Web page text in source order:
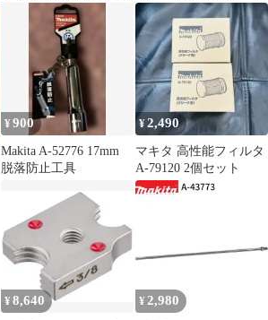
ット品 MUR100D
75079 角度変更アタ
ッチメント【ハンズク
ラフト島根出雲】
¥900
Makita A-52776 17mm
脱落防止工具
¥2,490
マキタ 高性能フィルタ
A-79120 2個セット
¥8,640 ¥ 2,980